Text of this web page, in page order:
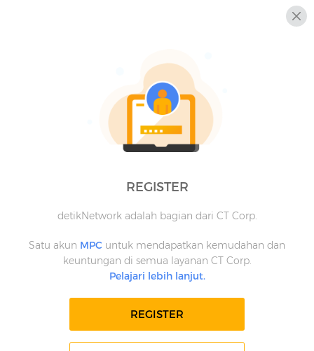
REGISTER
detikNetwork adalah bagian dari CT Corp.
Satu akun MPC untuk mendapatkan kemudahan dan
keuntungan di semua layanan CT Corp.
Pelajari lebih lanjut.
REGISTER